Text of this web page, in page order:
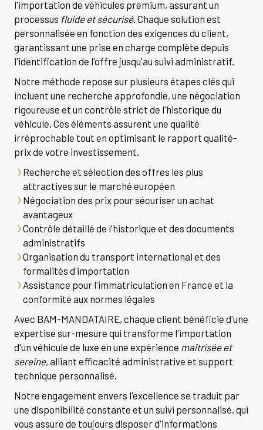
l'importation de véhicules premium, assurant un
processus fluide et sécurisé. Chaque solution est
personnalisée en fonction des exigences du client,
garantissant une prise en charge complète depuis
l'identification de l'offre jusqu'au suivi administratif.
Notre méthode repose sur plusieurs étapes clés qui
incluent une recherche approfondie, une négociation
rigoureuse et un contrôle strict de l'historique du
véhicule. Ces éléments assurent une qualité
irréprochable tout en optimisant le rapport qualité-
prix de votre investissement.
Recherche et sélection des offres les plus
attractives sur le marché européen
Négociation des prix pour sécuriser un achat
avantageux
Contrôle détaillé de l'historique et des documents
administratifs
Organisation du transport international et des
formalités d'importation
Assistance pour l'immatriculation en France et la
conformité aux normes légales
Avec BAM-MANDATAIRE, chaque client bénéficie d'une
expertise sur-mesure qui transforme l'importation
d'un véhicule de luxe en une expérience maîtrisée et
sereine, alliant efficacité administrative et support
technique personnalisé.
Notre engagement envers l'excellence se traduit par
une disponibilité constante et un suivi personnalisé, qui
vous assure de toujours disposer d'informations